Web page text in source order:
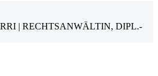
| RECHTSANWÄLTIN, DIPL.-